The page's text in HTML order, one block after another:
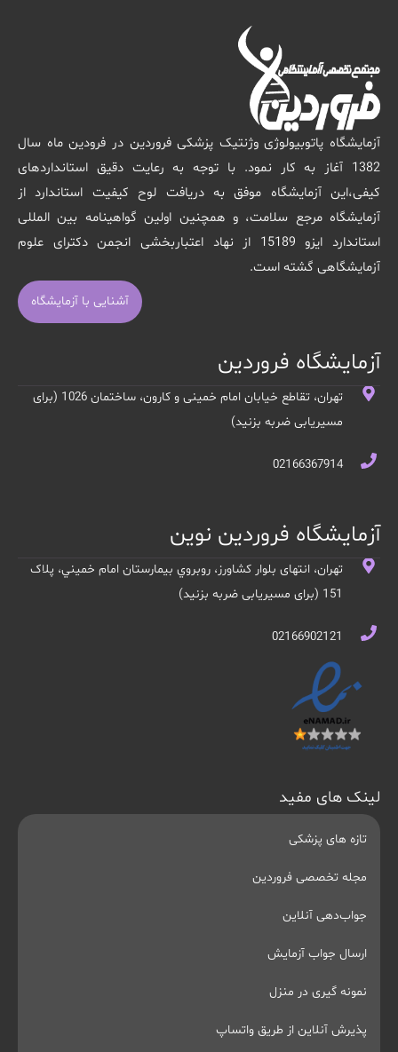
آزمایشگاه پاتوبیولوژی وژنتیک پزشکی فروردین در فرودین ماه سال
1382 آغاز به کار نمود. با توجه به رعایت دقیق استانداردهای
کیفی،این آزمایشگاه موفق به دریافت لوح کیفیت استاندارد از
آزمایشگاه مرجع سلامت، و همچنین اولین گواهینامه بین المللی
استاندارد ایزو 15189 از نهاد اعتباربخشی انجمن دکترای علوم
آزمایشگاهی گشته است.
آشنایی با آزمایشگاه
آزمایشگاه فروردین
تهران، تقاطع خیابان امام خمینی و کارون، ساختمان 1026 (برای
مسیریابی ضربه بزنید)
02166367914
آزمایشگاه فروردین نوین
تهران، انتهای بلوار کشاورز، روبروي بيمارستان امام خميني، پلاک
151 (برای مسیریابی ضربه بزنید)
02166902121
لینک های مفید
تازه های پزشکی
مجله تخصصی فروردین
جواب‌دهی آنلاین
ارسال جواب آزمایش
نمونه گیری در منزل
پذیرش آنلاین از طریق واتساپ